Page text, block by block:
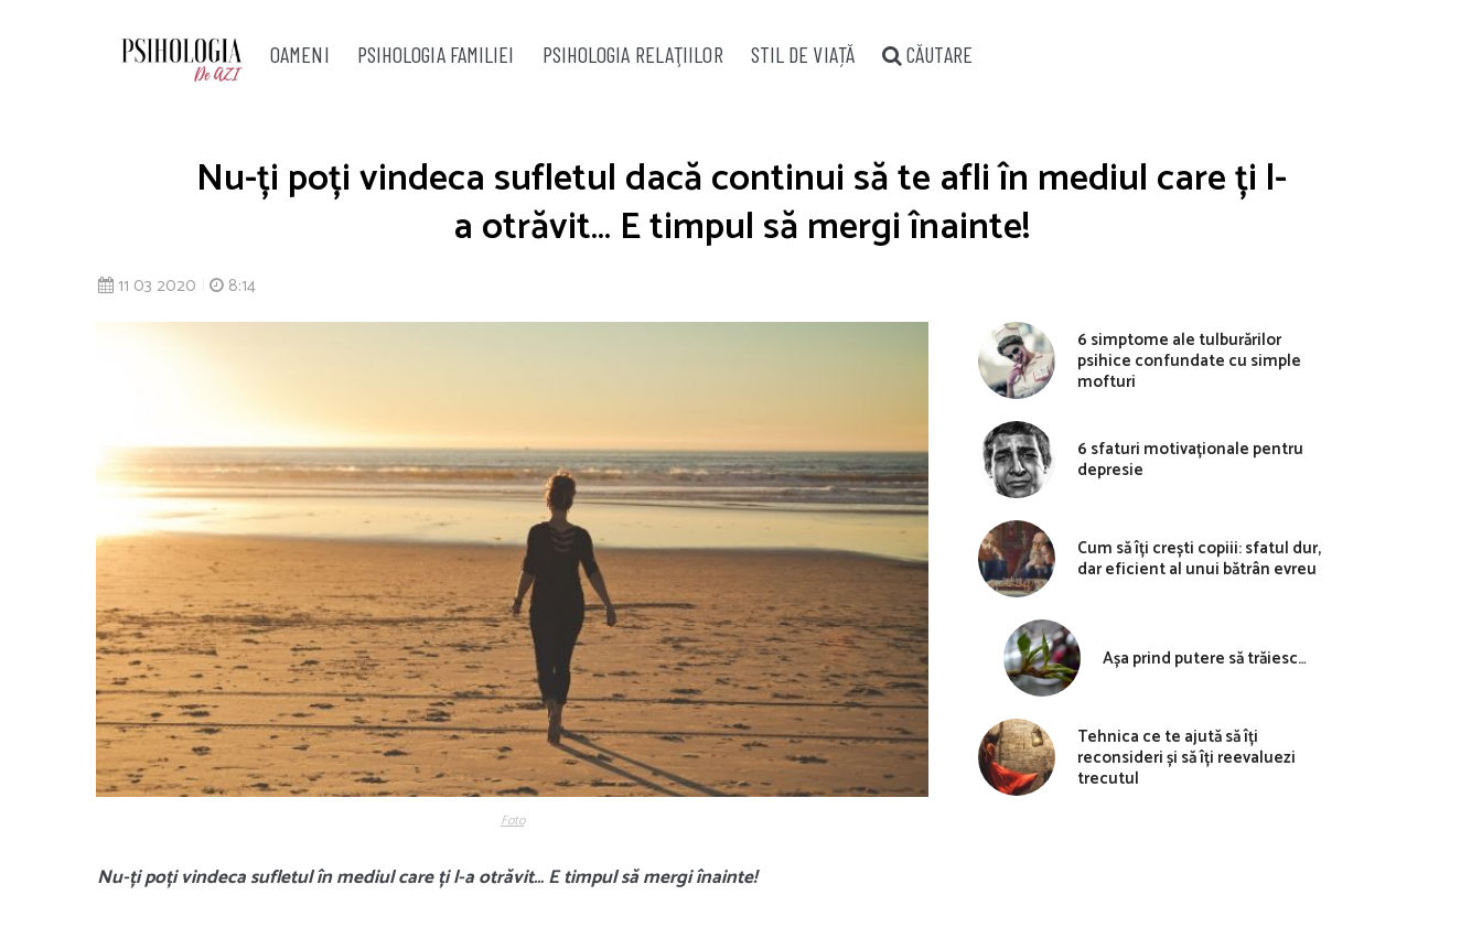
OAMENI PSIHOLOGIA FAMILIEI PSIHOLOGIA RELAŢIILOR STIL DE VIAȚĂ CĂUTARE
Nu-ți poți vindeca sufletul dacă continui să te afli în mediul care ți l-
a otrăvit… E timpul să mergi înainte!
11 03 2020 8:14
Foto
Nu-ți poți vindeca sufletul în mediul care ți l-a otrăvit… E timpul să mergi înainte!
6 simptome ale tulburărilor
psihice confundate cu simple
mofturi
6 sfaturi motivaționale pentru
depresie
Cum să îți crești copiii: sfatul dur,
dar eficient al unui bătrân evreu
Așa prind putere să trăiesc…
Tehnica ce te ajută să îți
reconsideri și să îți reevaluezi
trecutul